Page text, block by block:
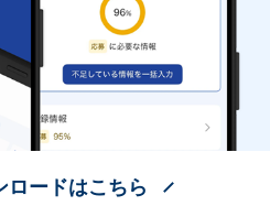
ロードはこちら